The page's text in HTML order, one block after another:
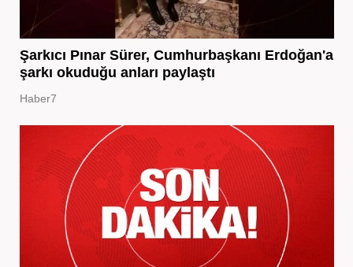
Şarkıcı Pınar Sürer, Cumhurbaşkanı Erdoğan'a
şarkı okuduğu anları paylaştı
Haber7